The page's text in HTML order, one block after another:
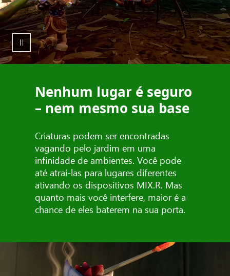
Nenhum lugar é seguro
– nem mesmo sua base
Criaturas podem ser encontradas
vagando pelo jardim em uma
infinidade de ambientes. Você pode
até atraí-las para lugares diferentes
ativando os dispositivos MIX.R. Mas
quanto mais você interfere, maior é a
chance de eles baterem na sua porta.